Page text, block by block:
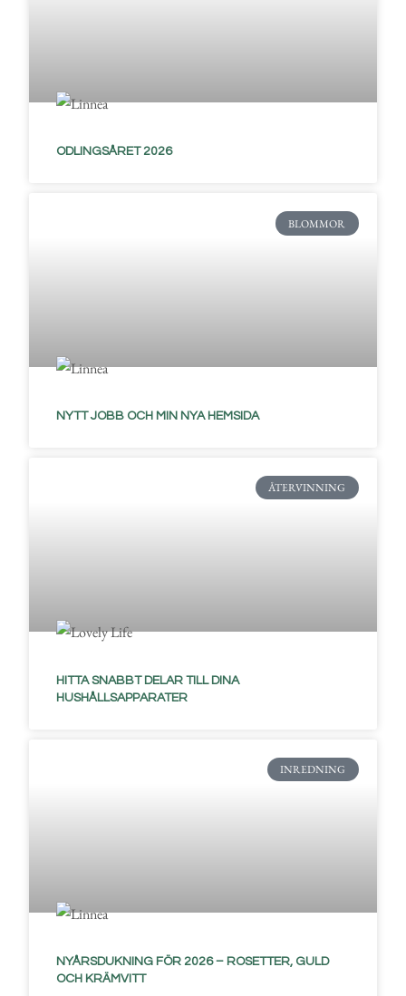
ODLINGSÅRET 2026
BLOMMOR
NYTT JOBB OCH MIN NYA HEMSIDA
ÅTERVINNING
HITTA SNABBT DELAR TILL DINA
HUSHÅLLSAPPARATER
INREDNING
NYÅRSDUKNING FÖR 2026 – ROSETTER, GULD
OCH KRÄMVITT